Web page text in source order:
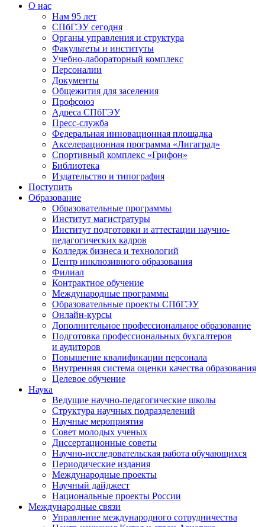
О нас
Нам 95 лет
СПбГЭУ сегодня
Органы управления и структура
Факультеты и институты
Учебно-лабораторный комплекс
Персоналии
Документы
Общежития для заселения
Профсоюз
Адреса СПбГЭУ
Пресс-служба
Федеральная инновационная площадка
Акселерационная программа «Лигаград»­­
Спортивный комплекс «Грифон»
Библиотека
Издательство и типография
Поступить
Образование
Образовательные программы
Институт магистратуры
Институт подготовки и аттестации научно-
педагогических кадров
Колледж бизнеса и технологий
Центр инклюзивного образования
Филиал
Контрактное обучение
Международные программы
Образовательные проекты СПбГЭУ
Онлайн-курсы
Дополнительное профессиональное образование
Подготовка профессиональных бухгалтеров
и аудиторов
Повышение квалификации персонала
Внутренняя система оценки качества образования
Целевое обучение
Наука
Ведущие научно-педагогические школы
Структура научных подразделений
Научные мероприятия
Совет молодых ученых
Диссертационные советы
Научно-исследовательская работа обучающихся
Периодические издания
Международные проекты
Научный дайджест
Национальные проекты России
Международные связи
Управление международного сотрудничества